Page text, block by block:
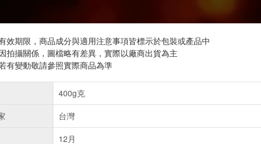
效期限，商品成分與適用注意事項皆標示於包裝或產品中
拍攝關係，圖檔略有差異，實際以廠商出貨為主
有變動敬請參照實際商品為準
400g克
台灣
12月